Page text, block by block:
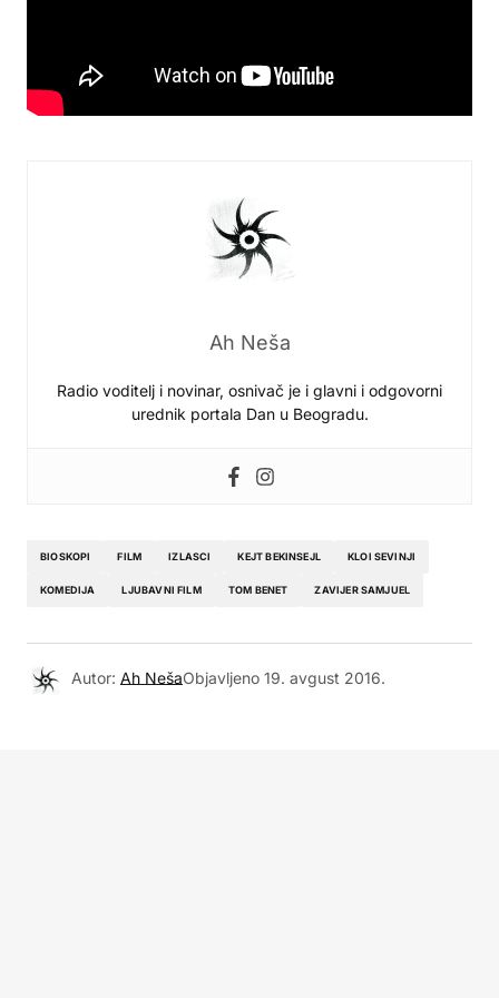
Ah Neša
Radio voditelj i novinar, osnivač je i glavni i odgovorni
urednik portala Dan u Beogradu.
BIOSKOPI FILM IZLASCI KEJT BEKINSEJL KLOI SEVINJI
KOMEDIJA LJUBAVNI FILM TOM BENET ZAVIJER SAMJUEL
Autor: Ah NešaObjavljeno 19. avgust 2016.